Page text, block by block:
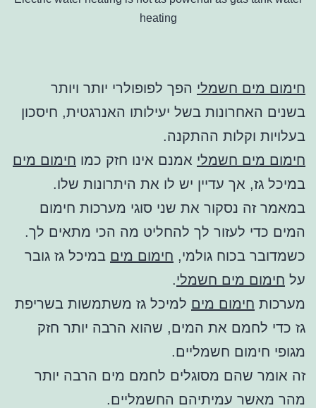
heating
חימום מים חשמלי הפך לפופולרי יותר ויותר
בשנים האחרונות בשל יעילותו האנרגטית, חיסכון
בעלויות וקלות ההתקנה.
חימום מים חשמלי אמנם אינו חזק כמו חימום מים
במיכל גז, אך עדיין יש לו את היתרונות שלו.
במאמר זה נסקור את שני סוגי מערכות חימום
המים כדי לעזור לך להחליט מה הכי מתאים לך.
כשמדובר בכוח גולמי, חימום מים במיכל גז גובר
על חימום מים חשמלי.
מערכות חימום מים למיכל גז משתמשות בשריפת
גז כדי לחמם את המים, שהוא הרבה יותר חזק
מגופי חימום חשמליים.
זה אומר שהם מסוגלים לחמם מים הרבה יותר
מהר מאשר עמיתיהם החשמליים.